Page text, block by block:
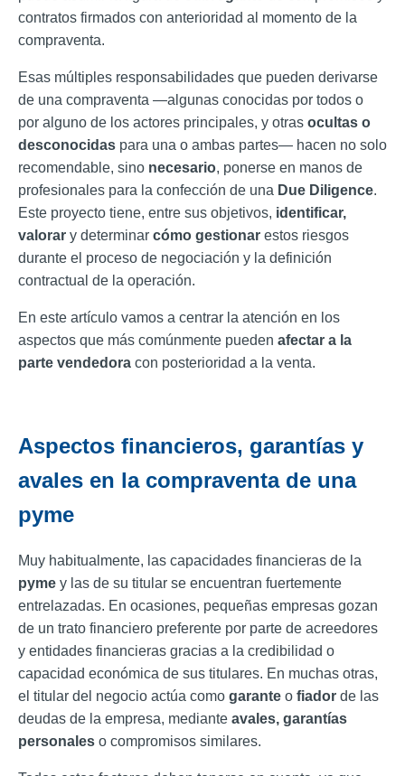
contratos firmados con anterioridad al momento de la
compraventa.
Esas múltiples responsabilidades que pueden derivarse
de una compraventa —algunas conocidas por todos o
por alguno de los actores principales, y otras ocultas o
desconocidas para una o ambas partes— hacen no solo
recomendable, sino necesario, ponerse en manos de
profesionales para la confección de una Due Diligence.
Este proyecto tiene, entre sus objetivos, identificar,
valorar y determinar cómo gestionar estos riesgos
durante el proceso de negociación y la definición
contractual de la operación.
En este artículo vamos a centrar la atención en los
aspectos que más comúnmente pueden afectar a la
parte vendedora con posterioridad a la venta.
Aspectos financieros, garantías y
avales en la compraventa de una
pyme
Muy habitualmente, las capacidades financieras de la
pyme y las de su titular se encuentran fuertemente
entrelazadas. En ocasiones, pequeñas empresas gozan
de un trato financiero preferente por parte de acreedores
y entidades financieras gracias a la credibilidad o
capacidad económica de sus titulares. En muchas otras,
el titular del negocio actúa como garante o fiador de las
deudas de la empresa, mediante avales, garantías
personales o compromisos similares.